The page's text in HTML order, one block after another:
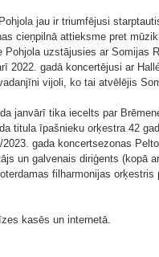
jau ir triumfējusi
cieņpilnā attieksme pret
uzstājusies ar Somijas
2022. gadā koncertējusi ar
vijoli, ko tai atvēlējis
janvārī tika iecelts par
titula īpašnieku orķestra 42
gada koncertsezonas
un galvenais diriģents (kopā
filharmonijas orķestris
kasēs un internetā.